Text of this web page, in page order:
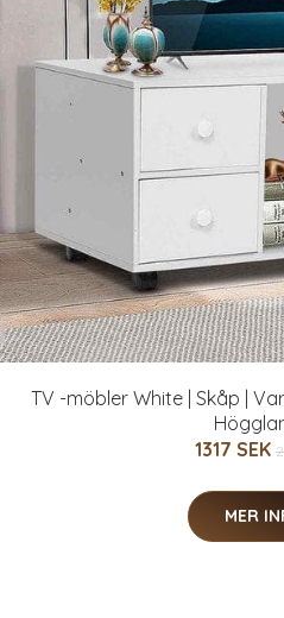
TV -möbler White | Skåp |
1317 SEK
MER